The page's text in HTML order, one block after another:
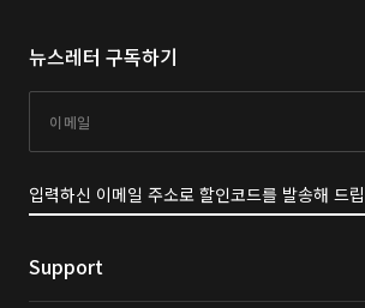
뉴스레터 구독하기
입력하신 이메일 주소로 할인코드를 발송해 드
Support